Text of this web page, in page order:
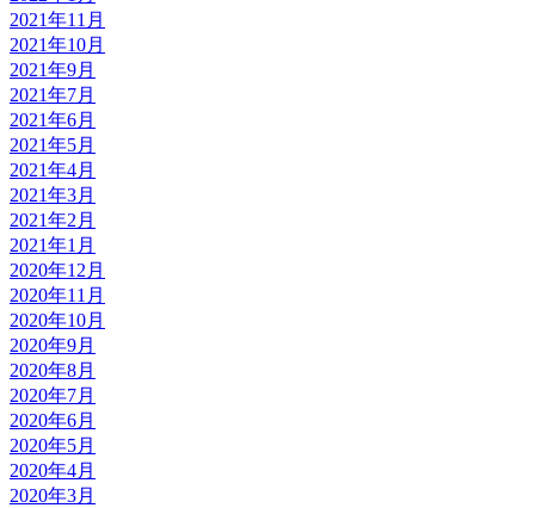
2021年11月
2021年10月
2021年9月
2021年7月
2021年6月
2021年5月
2021年4月
2021年3月
2021年2月
2021年1月
2020年12月
2020年11月
2020年10月
2020年9月
2020年8月
2020年7月
2020年6月
2020年5月
2020年4月
2020年3月